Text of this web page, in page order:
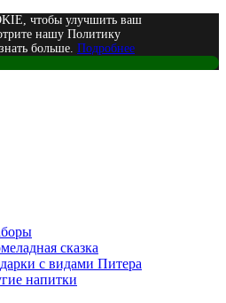
чтобы улучшить ваш
нашу Политику
больше. Подробнее
сказка
с видами Питера
напитки